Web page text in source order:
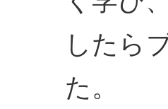
したら
た。